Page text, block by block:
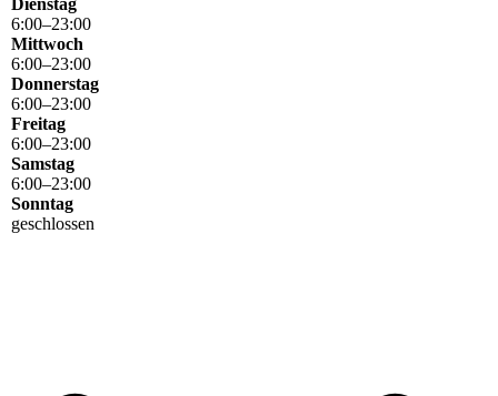
6:00–23:00
Mittwoch
6:00–23:00
Donnerstag
6:00–23:00
Freitag
6:00–23:00
Samstag
6:00–23:00
Sonntag
geschlossen